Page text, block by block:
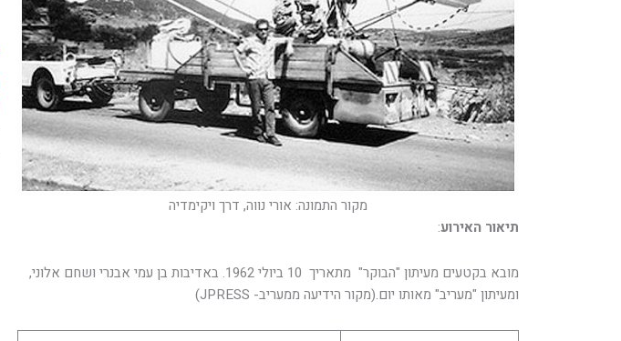
מקור התמונה: אורי נווה, דרך ויקימדיה
תיאור האירוע:
מובא בקטעים מעיתון "הבוקר" מתאריך 10 ביולי 1962. באדיבות בן עמי אבנרי ושחם אלוני,
ומעיתון "מעריב" מאותו יום.(מקור הידיעה ממעריב- JPRESS)